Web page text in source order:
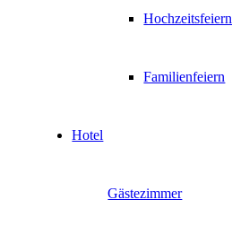
Hochzeitsfeiern
Familienfeiern
Hotel
Gästezimmer